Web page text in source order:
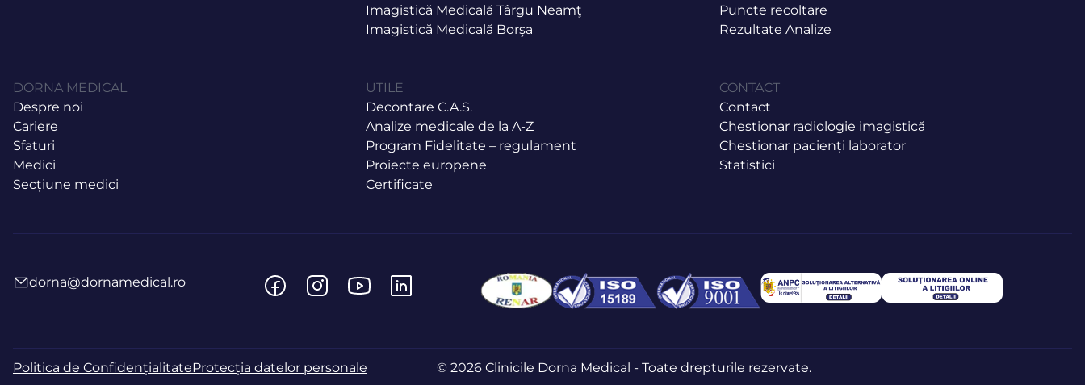
Imagistică Medicală Târgu Neamţ
Imagistică Medicală Borşa
Puncte recoltare
Rezultate Analize
DORNA MEDICAL
Despre noi
Cariere
Sfaturi
Medici
Secțiune medici
UTILE
Decontare C.A.S.
Analize medicale de la A-Z
Program Fidelitate – regulament
Proiecte europene
Certificate
CONTACT
Contact
Chestionar radiologie imagistică
Chestionar pacienți laborator
Statistici
dorna@dornamedical.ro
Politica de ConfidențialitateProtecția datelor personale © 2026 Clinicile Dorna Medical - Toate drepturile rezervate.